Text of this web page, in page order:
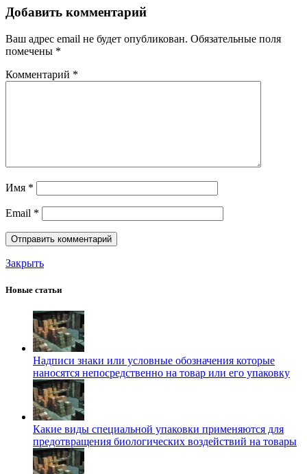
Добавить комментарий
Ваш адрес email не будет опубликован. Обязательные поля
помечены *
Комментарий *
Имя *
Email *
Закрыть
Новые статьи
Надписи знаки или условные обозначения которые
наносятся непосредственно на товар или его упаковку
Какие виды специальной упаковки применяются для
предотвращения биологических воздействий на товары